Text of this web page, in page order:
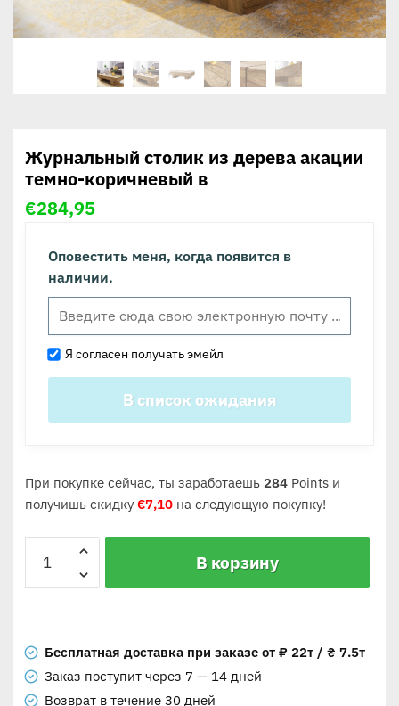
Журнальный столик из дерева акации
темно-коричневый в
€284,95
Оповестить меня, когда появится в
наличии.
Я согласен получать эмейл
При покупке сейчас, ты заработаешь 284Points и
получишь скидку €7,10на следующую покупку!
В корзину
Бесплатная доставка при заказе от ₽ 22т / ₴ 7.5т
Заказ поступит через 7 — 14 дней
Возврат в течение 30 дней